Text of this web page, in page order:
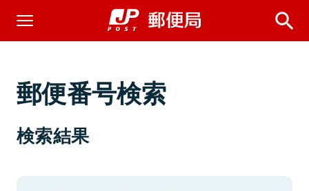
郵便番号検索
検索結果